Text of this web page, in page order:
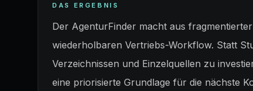
DAS ERGEBNIS
Der AgenturFinder macht aus
wiederholbaren Vertriebs-Workflow. Statt
Verzeichnissen und Einzelquellen zu
eine priorisierte Grundlage für die nächste